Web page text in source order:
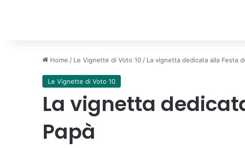
Home / Le Vignette di Voto 10 / La vignetta dedicata alla Festa
Le Vignette di Voto 10
La vignetta
Papà